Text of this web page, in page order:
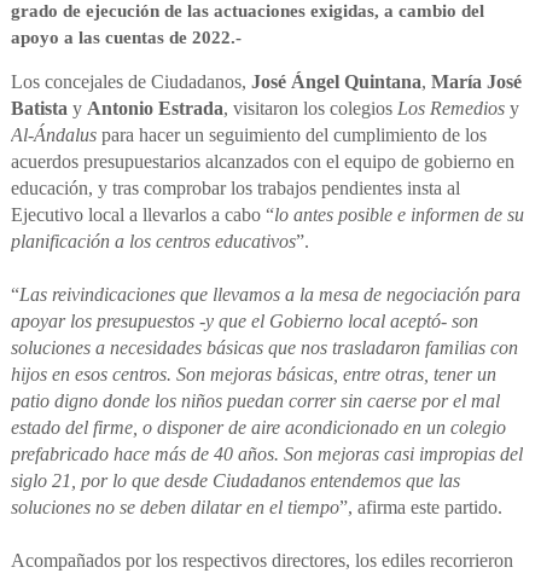
grado de ejecución de las actuaciones exigidas, a cambio del
apoyo a las cuentas de 2022.-
Los concejales de Ciudadanos, José Ángel Quintana, María José
Batista y Antonio Estrada, visitaron los colegios Los Remediosy
Al-Ándaluspara hacer un seguimiento del cumplimiento de los
acuerdos presupuestarios alcanzados con el equipo de gobierno en
educación, y tras comprobar los trabajos pendientes insta al
Ejecutivo local a llevarlos a cabo “lo antes posible e informen de su
planificación a los centros educativos”.
“Las reivindicaciones que llevamos a la mesa de negociación para
apoyar los presupuestos -y que el Gobierno local aceptó- son
soluciones a necesidades básicas que nos trasladaron familias con
hijos en esos centros. Son mejoras básicas, entre otras, tener un
patio digno donde los niños puedan correr sin caerse por el mal
estado del firme, o disponer de aire acondicionado en un colegio
prefabricado hace más de 40 años. Son mejoras casi impropias del
siglo 21, por lo que desde Ciudadanos entendemos que las
soluciones no se deben dilatar en el tiempo”, afirma este partido.
Acompañados por los respectivos directores, los ediles recorrieron